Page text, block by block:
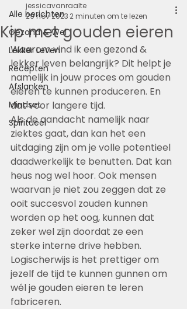
Alle berichten
Gezond & Wel
Lekker Leven
Recepten
Afslanken
Mindset
Spiritueel
Kip met gouden eieren
jessicavanraalte
29 nov 2023 2 minuten om te lezen
Waarom vind ik een gezond &
lekker leven belangrijk? Dit helpt je
namelijk in jouw proces om gouden
eieren te kunnen produceren. En
dat voor langere tijd.
Als de aandacht namelijk naar
ziektes gaat, dan kan het een
uitdaging zijn om je volle potentieel
daadwerkelijk te benutten. Dat kan
heus nog wel hoor. Ook mensen
waarvan je niet zou zeggen dat ze
ooit succesvol zouden kunnen
worden op het oog, kunnen dat
zeker wel zijn doordat ze een
sterke interne drive hebben.
Logischerwijs is het prettiger om
jezelf de tijd te kunnen gunnen om
wél je gouden eieren te leren
fabriceren.